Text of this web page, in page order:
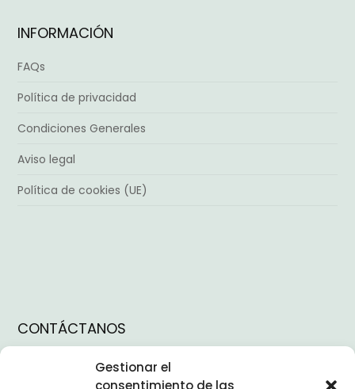
Gestionar el
consentimiento de las
INFORMACIÓN
FAQs
Política de privacidad
Condiciones Generales
Aviso legal
Política de cookies (UE)
CONTÁCTANOS